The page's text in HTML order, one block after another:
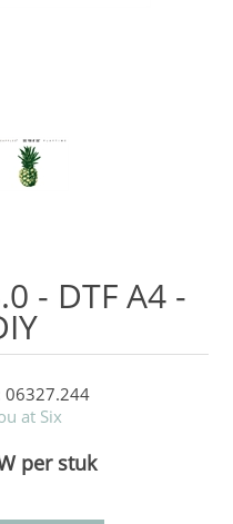
- DTF A4 -
06327.244
at Six
per stuk